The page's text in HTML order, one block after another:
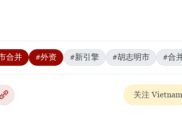
合并 #外资 #新引擎 #胡志明市 #合
关注